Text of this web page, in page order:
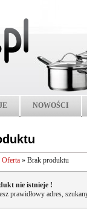
NOWOŚCI
Oferta » Brak produktu
nie istnieje !
prawidłowy adres,